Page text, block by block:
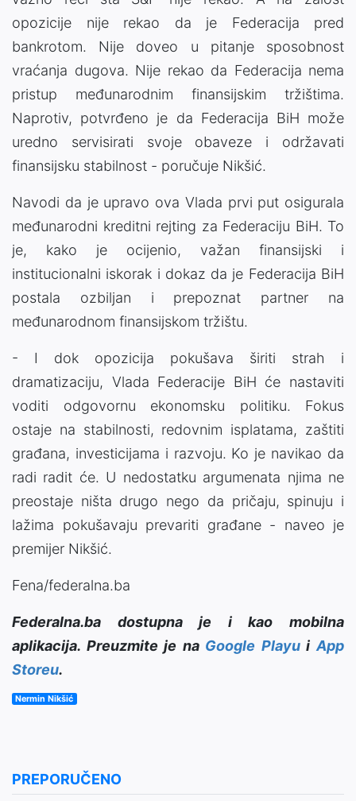
opozicije nije rekao da je Federacija pred
bankrotom. Nije doveo u pitanje sposobnost
vraćanja dugova. Nije rekao da Federacija nema
pristup međunarodnim finansijskim tržištima.
Naprotiv, potvrđeno je da Federacija BiH može
uredno servisirati svoje obaveze i održavati
finansijsku stabilnost - poručuje Nikšić.
Navodi da je upravo ova Vlada prvi put osigurala
međunarodni kreditni rejting za Federaciju BiH. To
je, kako je ocijenio, važan finansijski i
institucionalni iskorak i dokaz da je Federacija BiH
postala ozbiljan i prepoznat partner na
međunarodnom finansijskom tržištu.
- I dok opozicija pokušava širiti strah i
dramatizaciju, Vlada Federacije BiH će nastaviti
voditi odgovornu ekonomsku politiku. Fokus
ostaje na stabilnosti, redovnim isplatama, zaštiti
građana, investicijama i razvoju. Ko je navikao da
radi radit će. U nedostatku argumenata njima ne
preostaje ništa drugo nego da pričaju, spinuju i
lažima pokušavaju prevariti građane - naveo je
premijer Nikšić.
Fena/federalna.ba
Federalna.ba dostupna je i kao mobilna
aplikacija. Preuzmite je na Google PlayuiApp
Storeu.
Nermin Nikšić
PREPORUČENO